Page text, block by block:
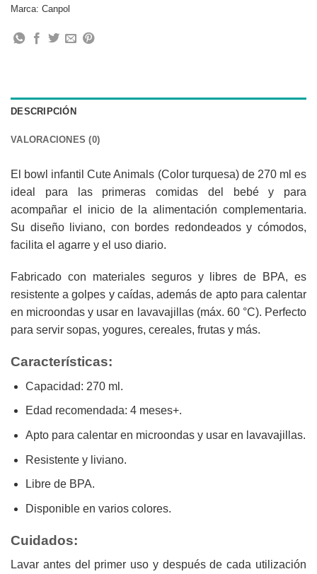
Marca: Canpol
DESCRIPCIÓN
VALORACIONES (0)
El bowl infantil Cute Animals (Color turquesa) de 270 ml es
ideal para las primeras comidas del bebé y para
acompañar el inicio de la alimentación complementaria.
Su diseño liviano, con bordes redondeados y cómodos,
facilita el agarre y el uso diario.
Fabricado con materiales seguros y libres de BPA, es
resistente a golpes y caídas, además de apto para calentar
en microondas y usar en lavavajillas (máx. 60 °C). Perfecto
para servir sopas, yogures, cereales, frutas y más.
Características:
Capacidad: 270 ml.
Edad recomendada: 4 meses+.
Apto para calentar en microondas y usar en lavavajillas.
Resistente y liviano.
Libre de BPA.
Disponible en varios colores.
Cuidados:
Lavar antes del primer uso y después de cada utilización